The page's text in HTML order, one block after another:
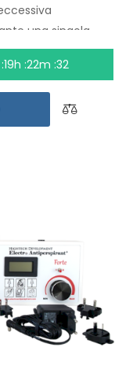
una singola
su quale
sudorazione
te. La
di trattare
la sudorazione
può essere
l'eccessiva
della
parti del corpo.
e
:19h :22m :31